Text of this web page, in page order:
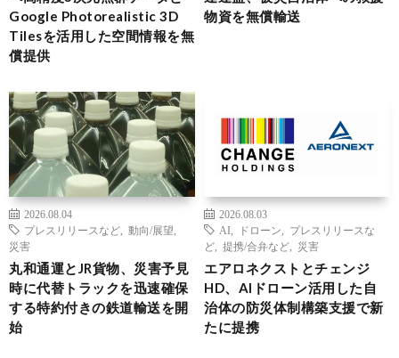
Google Photorealistic 3D
Tilesを活用した空間情報を無
償提供
物資を無償輸送
2026.08.04
プレスリリースなど
動向/展望
災害
丸和通運とJR貨物、災害予見
時に代替トラックを迅速確保
する特約付きの鉄道輸送を開
始
2026.08.03
AI
ドローン
プレスリリースな
ど
提携/合弁など 災害
エアロネクストとチェンジ
HD、AIドローン活用した自
治体の防災体制構築支援で新
たに提携